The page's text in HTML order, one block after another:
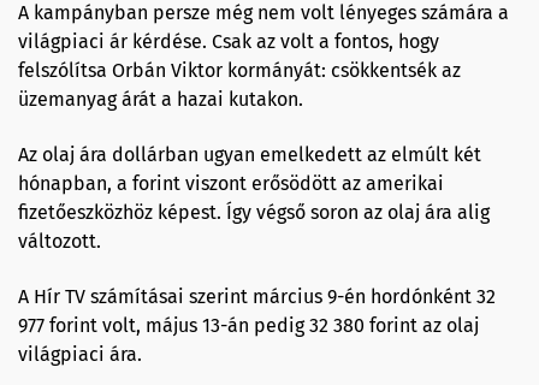
A kampányban persze még nem volt lényeges számára a
világpiaci ár kérdése. Csak az volt a fontos, hogy
felszólítsa Orbán Viktor kormányát: csökkentsék az
üzemanyag árát a hazai kutakon.
Az olaj ára dollárban ugyan emelkedett az elmúlt két
hónapban, a forint viszont erősödött az amerikai
fizetőeszközhöz képest. Így végső soron az olaj ára alig
változott.
A Hír TV számításai szerint március 9-én hordónként 32
977 forint volt, május 13-án pedig 32 380 forint az olaj
világpiaci ára.